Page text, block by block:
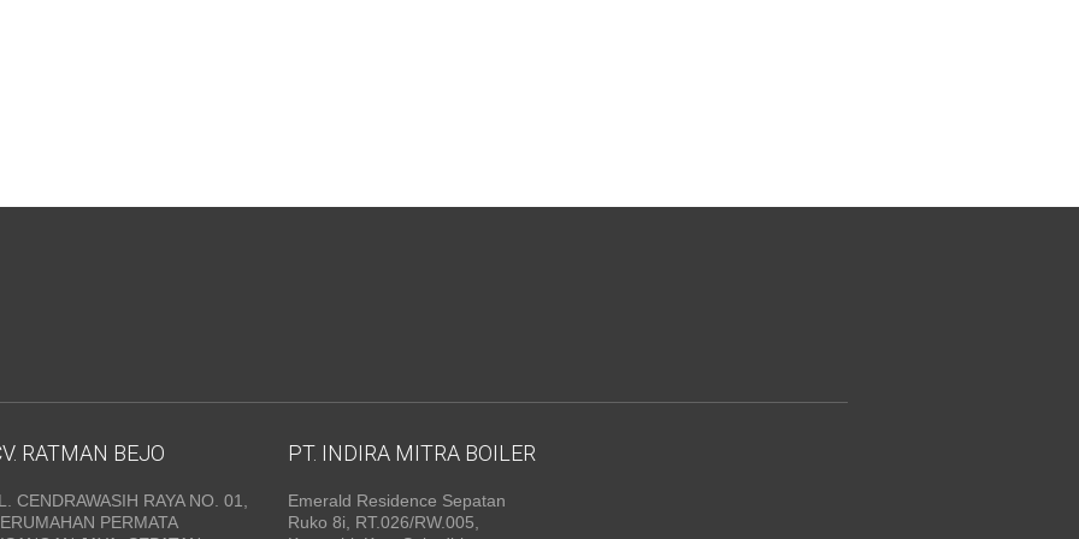
RATMAN BEJO
CENDRAWASIH RAYA NO. 01,
PERMATA
PT. INDIRA MITRA BOILER
Emerald Residence Sepatan
Ruko 8i, RT.026/RW.005,